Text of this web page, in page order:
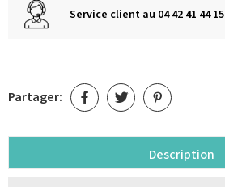
Service client au 04 42 41 44 15
Partager:
Description